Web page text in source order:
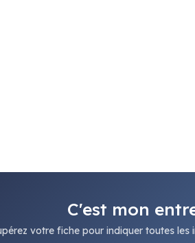
C'est mon
votre fiche pour indiquer toutes